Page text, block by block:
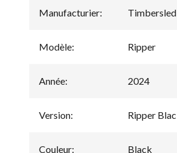
Manufacturier: Timbersled
Modèle: Ripper
Année: 2024
Version: Ripper
Couleur: Black